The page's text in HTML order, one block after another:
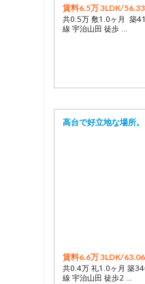
賃料6.5万 3LDK/
共0.5万 敷1.0ヶ月 築
線 宇治山田 徒歩 …
高台で好立地な場所
賃料6.6万 3LDK/
共0.4万 礼1.0ヶ月 築
線 宇治山田 徒歩2 …